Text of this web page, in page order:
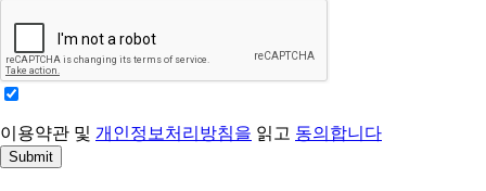
이용약관 및 개인정보처리방침을 읽고 동의합니다
Submit